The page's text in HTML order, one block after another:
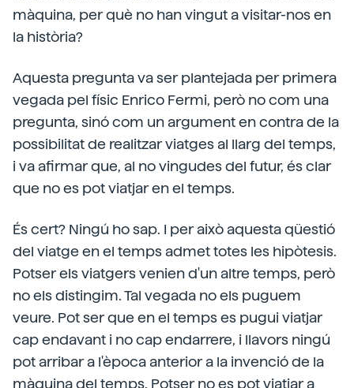
màquina, per què no han vingut a visitar-nos en
la història?
Aquesta pregunta va ser plantejada per primera
vegada pel físic Enrico Fermi, però no com una
pregunta, sinó com un argument en contra de la
possibilitat de realitzar viatges al llarg del temps,
i va afirmar que, al no vingudes del futur, és clar
que no es pot viatjar en el temps.
És cert? Ningú ho sap. I per això aquesta qüestió
del viatge en el temps admet totes les hipòtesis.
Potser els viatgers venien d'un altre temps, però
no els distingim. Tal vegada no els puguem
veure. Pot ser que en el temps es pugui viatjar
cap endavant i no cap endarrere, i llavors ningú
pot arribar a l'època anterior a la invenció de la
màquina del temps. Potser no es pot viatjar a